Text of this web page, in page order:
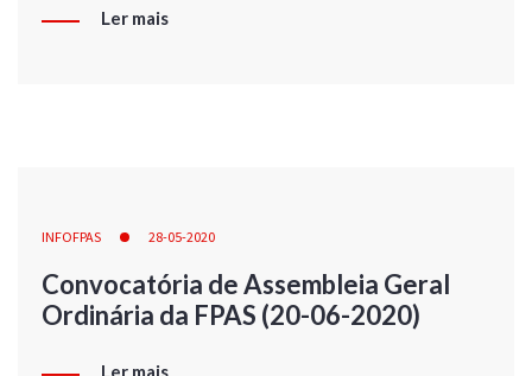
Ler mais
INFOFPAS 28-05-2020
Convocatória de Assembleia Geral
Ordinária da FPAS (20-06-2020)
Ler mais